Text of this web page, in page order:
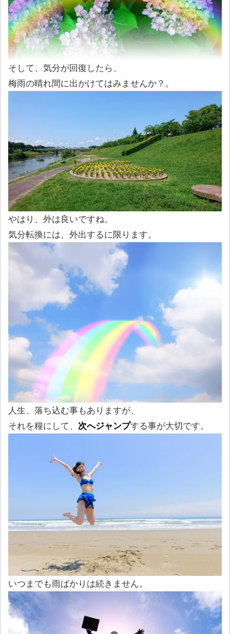
そして、気分が回復したら、
梅雨の晴れ間に出かけてはみませんか？。
やはり、外は良いですね。
気分転換には、外出するに限ります。
人生、落ち込む事もありますが、
それを糧にして、 次へジャンプする事が大切です。
いつまでも雨ばかりは続きません。